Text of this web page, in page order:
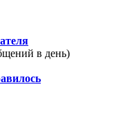
в день)